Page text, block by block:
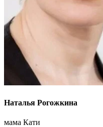
Наталья Рогожкина
мама Кати